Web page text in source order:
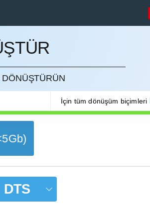
İçin tüm dönüşüm biçimleri
DTS